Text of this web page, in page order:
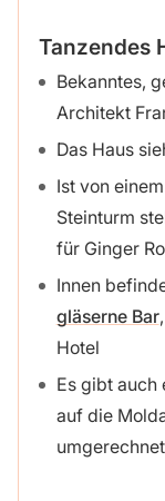
Tanzendes
Bekanntes,
Architekt
Das Haus
Ist von
Steinturm
für Ginger
Innen
gläserne Bar
Hotel
Es gibt auch
auf die